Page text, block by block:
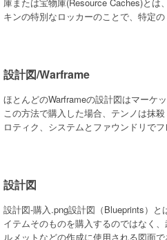
キンの特別なロッカーのことで、特定
設計図/Warframe
ほとんどのWarframeの設計図はマーケ
この方法で購入した場合、テンノは抹
ロティク、システムとファウンドリで
設計図
設計図-購入.png設計図（Blueprints）
イテムそのものを購入するのではなく
ルメットなどの作成に使用される図面